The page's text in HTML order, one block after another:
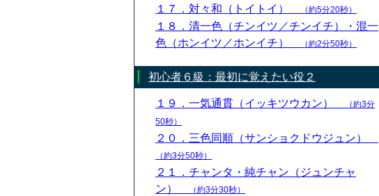
１７．対々和（トイトイ） （約5分20秒）
１８．清一色（チンイツ／チンイチ）・混一
色（ホンイツ／ホンイチ）
（約2分50秒）
初心者６級：最初に覚えたい役２
１９．一気通貫（イッキツウカン）
（約3分
50秒）
２０．三色同順（サンショクドウジュン）
（約3分50秒）
２１．チャンタ・純チャン（ジュンチャ
ン）
（約3分30秒）